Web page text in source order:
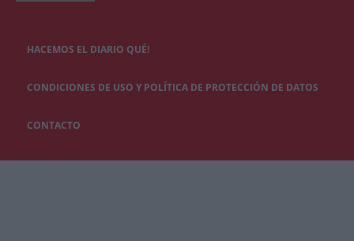
HACEMOS EL DIARIO QUÉ!
CONDICIONES DE USO Y POLÍTICA DE PROTECCIÓN DE DATOS
CONTACTO